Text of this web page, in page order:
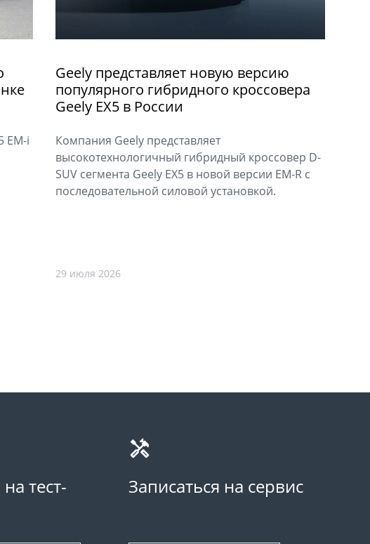
EM-i
Geely представляет новую версию
популярного гибридного кроссовера
Geely EX5 в России
Компания Geely представляет
высокотехнологичный гибридный кроссовер D-
SUV сегмента Geely EX5 в новой версии EM-R с
последовательной силовой установкой.
29 июля 2026
тест-
Записаться на сервис